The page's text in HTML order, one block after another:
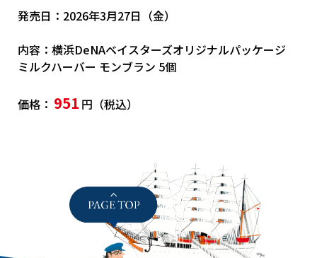
発売日：2026年3月27日（金）
内容：横浜DeNAベイスターズオリジナルパッケージ
ミルクハーバー モンブラン 5個
価格： 951 円（税込）